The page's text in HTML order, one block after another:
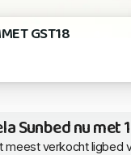
GST18
Sunbed nu met
meest verkocht ligbed